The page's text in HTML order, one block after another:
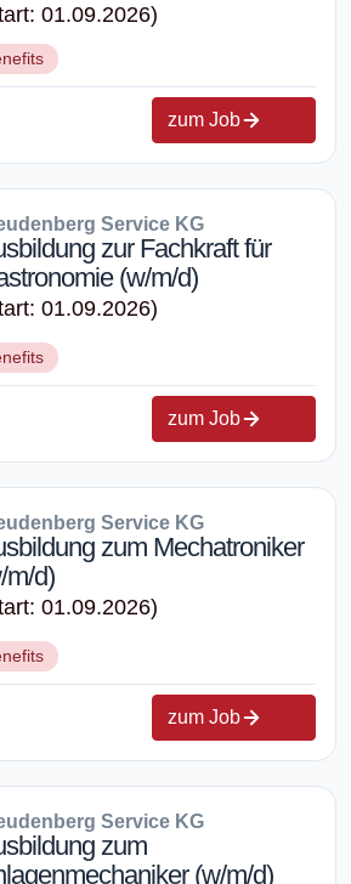
01.09.2026)
zum Job
Service KG
zur Fachkraft für
(w/m/d)
01.09.2026)
zum Job
Service KG
zum Mechatroniker
m/d)
01.09.2026)
zum Job
Service KG
zum
(w/m/d)